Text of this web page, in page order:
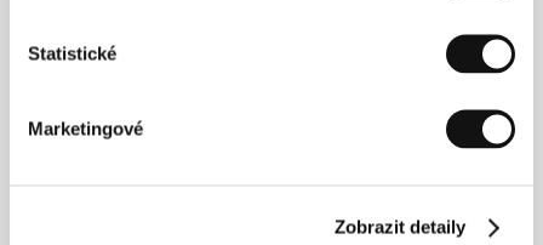
Statistické
Marketingové
Zobrazit detaily
Peterburgu a v italském Giffoni a Best Family Price v
dramatem o setkání dvojice mladých lidí Jak to dělaí
ryby, jež získalo cenu Filmpreis des saarländischen